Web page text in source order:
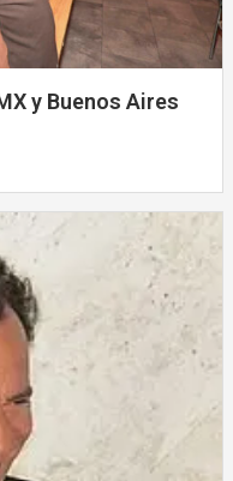
y Buenos Aires